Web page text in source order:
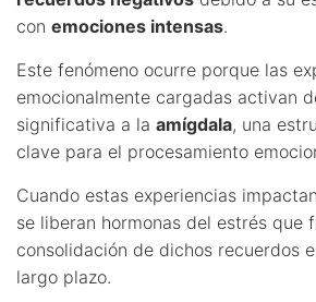
con emociones intensas.
Este fenómeno ocurre porque las
emocionalmente cargadas activan
significativa a la amígdala, una
clave para el procesamiento
Cuando estas experiencias
se liberan hormonas del estrés que
consolidación de dichos recuerdos
largo plazo.